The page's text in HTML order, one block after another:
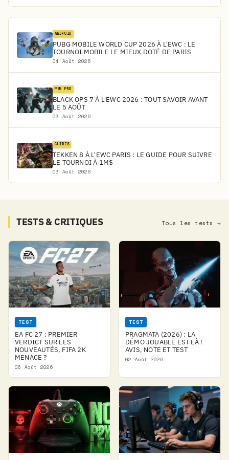
ANDROID
PUBG MOBILE WORLD CUP 2026 À L'EWC : LE
TOURNOI MOBILE LE MIEUX DOTÉ DE PARIS
04 Août 2026
PS5 PRO
BLACK OPS 7 À L'EWC 2026 : TOUT SAVOIR AVANT
LE 5 AOÛT
03 Août 2026
GUIDES
TEKKEN 8 À L'EWC PARIS : LE GUIDE POUR SUIVRE
LE TOURNOI À 1M$
03 Août 2026
TESTS & CRITIQUES Tous les tests →
TEST
EA FC 27 : PREMIER
VERDICT SUR LES
NOUVEAUTÉS, FIFA 2K
MENACE ?
06 Août 2026
TEST
PRAGMATA (2026) : LA
DÉMO JOUABLE EST LÀ !
AVIS, NOTE ET TEST
02 Août 2026